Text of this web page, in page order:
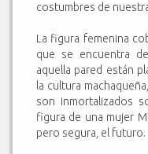
costumbres de
La figura femenina
que se encuentra
aquella pared están
la cultura
son inmortalizados
figura de una mujer
pero segura, el futuro.